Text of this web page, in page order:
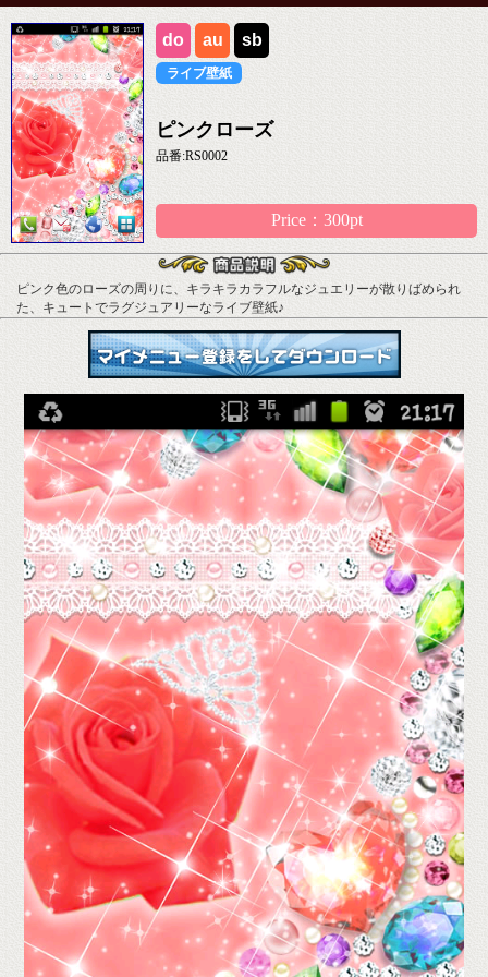
do au sb
ライブ壁紙
ピンクローズ
品番:RS0002
Price：300pt
ピンク色のローズの周りに、キラキラカラフルなジュエリーが散りばめられ
た、キュートでラグジュアリーなライブ壁紙♪